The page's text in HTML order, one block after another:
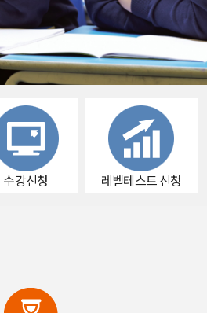
수강신청 레벨테스트 신청